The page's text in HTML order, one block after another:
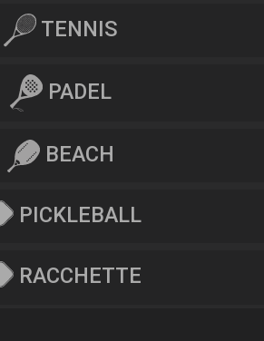
TENNIS
PADEL
BEACH
PICKLEBALL
RACCHETTE